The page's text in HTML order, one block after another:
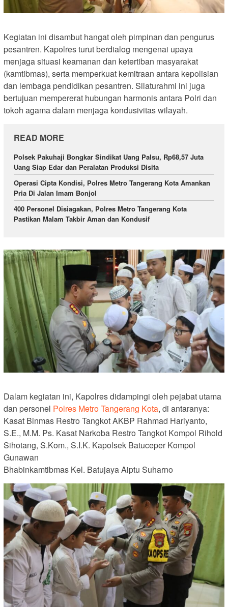
Kegiatan ini disambut hangat oleh pimpinan dan pengurus
pesantren. Kapolres turut berdialog mengenai upaya
menjaga situasi keamanan dan ketertiban masyarakat
(kamtibmas), serta memperkuat kemitraan antara kepolisian
dan lembaga pendidikan pesantren. Silaturahmi ini juga
bertujuan mempererat hubungan harmonis antara Polri dan
tokoh agama dalam menjaga kondusivitas wilayah.
READ MORE
Polsek Pakuhaji Bongkar Sindikat Uang Palsu, Rp68,57 Juta
Uang Siap Edar dan Peralatan Produksi Disita
Operasi Cipta Kondisi, Polres Metro Tangerang Kota Amankan
Pria Di Jalan Imam Bonjol
400 Personel Disiagakan, Polres Metro Tangerang Kota
Pastikan Malam Takbir Aman dan Kondusif
Dalam kegiatan ini, Kapolres didampingi oleh pejabat utama
dan personel Polres Metro Tangerang Kota, di antaranya:
Kasat Binmas Restro Tangkot AKBP Rahmad Hariyanto,
S.E., M.M. Ps. Kasat Narkoba Restro Tangkot Kompol Rihold
Sihotang, S.Kom., S.I.K. Kapolsek Batuceper Kompol
Gunawan
Bhabinkamtibmas Kel. Batujaya Aiptu Suharno